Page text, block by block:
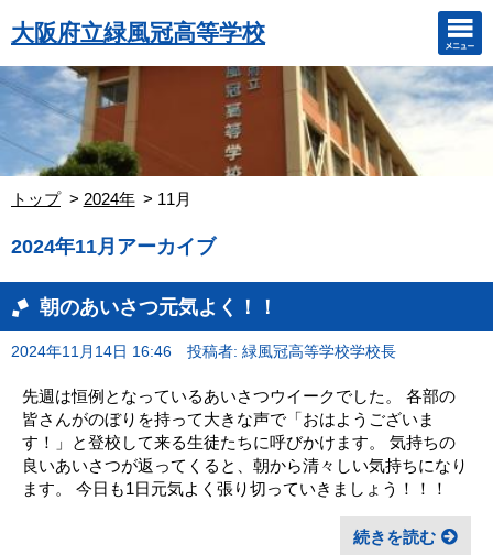
大阪府立緑風冠高等学校
トップ 2024年 11月
2024年11月アーカイブ
朝のあいさつ元気よく！！
2024年11月14日 16:46 投稿者: 緑風冠高等学校学校長
先週は恒例となっているあいさつウイークでした。 各部の
皆さんがのぼりを持って大きな声で「おはようございま
す！」と登校して来る生徒たちに呼びかけます。 気持ちの
良いあいさつが返ってくると、朝から清々しい気持ちになり
ます。 今日も1日元気よく張り切っていきましょう！！！
続きを読む